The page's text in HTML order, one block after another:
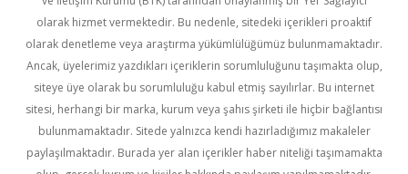
olarak hizmet vermektedir. Bu nedenle, sitedeki içerikleri proaktif
olarak denetleme veya araştırma yükümlülüğümüz bulunmamaktadır.
Ancak, üyelerimiz yazdıkları içeriklerin sorumluluğunu taşımakta olup,
siteye üye olarak bu sorumluluğu kabul etmiş sayılırlar. Bu internet
sitesi, herhangi bir marka, kurum veya şahıs şirketi ile hiçbir bağlantısı
bulunmamaktadır. Sitede yalnızca kendi hazırladığımız makaleler
paylaşılmaktadır. Burada yer alan içerikler haber niteliği taşımamakta